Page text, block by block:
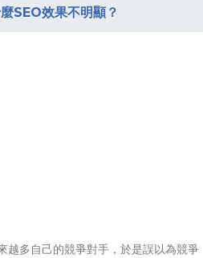
SEO效果不明顯？
越多自己的競爭對手，於是誤以為競爭